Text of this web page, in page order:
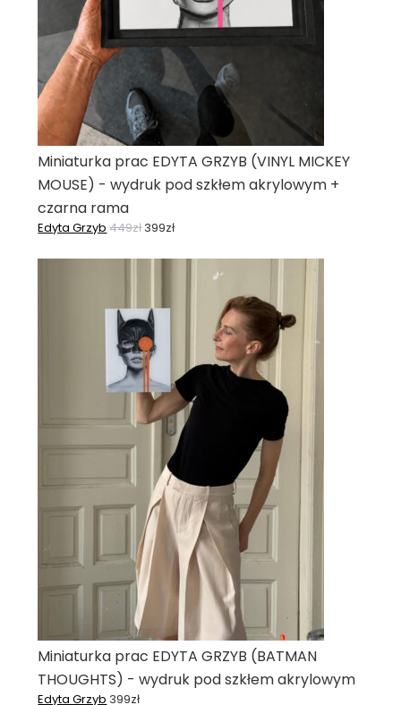
Miniaturka prac EDYTA GRZYB (VINYL MICKEY
MOUSE) - wydruk pod szkłem akrylowym +
czarna rama
Edyta Grzyb 449zł399zł
Miniaturka prac EDYTA GRZYB (BATMAN
THOUGHTS) - wydruk pod szkłem akrylowym
Edyta Grzyb 399zł